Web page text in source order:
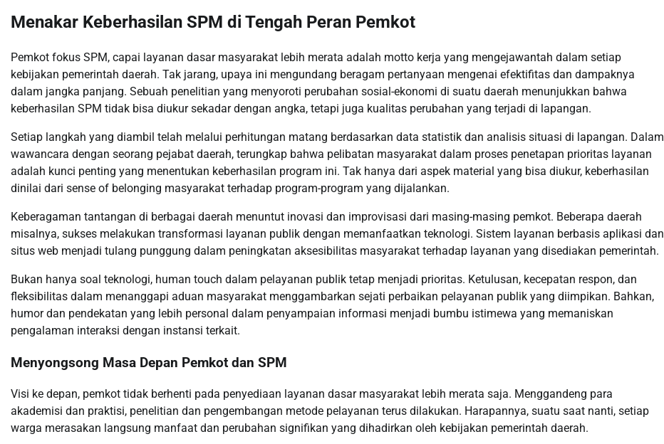
Menakar Keberhasilan SPM di Tengah Peran Pemkot
Pemkot fokus SPM, capai layanan dasar masyarakat lebih merata adalah motto kerja yang mengejawantah dalam setiap
kebijakan pemerintah daerah. Tak jarang, upaya ini mengundang beragam pertanyaan mengenai efektifitas dan dampaknya
dalam jangka panjang. Sebuah penelitian yang menyoroti perubahan sosial-ekonomi di suatu daerah menunjukkan bahwa
keberhasilan SPM tidak bisa diukur sekadar dengan angka, tetapi juga kualitas perubahan yang terjadi di lapangan.
Setiap langkah yang diambil telah melalui perhitungan matang berdasarkan data statistik dan analisis situasi di lapangan. Dalam
wawancara dengan seorang pejabat daerah, terungkap bahwa pelibatan masyarakat dalam proses penetapan prioritas layanan
adalah kunci penting yang menentukan keberhasilan program ini. Tak hanya dari aspek material yang bisa diukur, keberhasilan
dinilai dari sense of belonging masyarakat terhadap program-program yang dijalankan.
Keberagaman tantangan di berbagai daerah menuntut inovasi dan improvisasi dari masing-masing pemkot. Beberapa daerah
misalnya, sukses melakukan transformasi layanan publik dengan memanfaatkan teknologi. Sistem layanan berbasis aplikasi dan
situs web menjadi tulang punggung dalam peningkatan aksesibilitas masyarakat terhadap layanan yang disediakan pemerintah.
Bukan hanya soal teknologi, human touch dalam pelayanan publik tetap menjadi prioritas. Ketulusan, kecepatan respon, dan
fleksibilitas dalam menanggapi aduan masyarakat menggambarkan sejati perbaikan pelayanan publik yang diimpikan. Bahkan,
humor dan pendekatan yang lebih personal dalam penyampaian informasi menjadi bumbu istimewa yang memaniskan
pengalaman interaksi dengan instansi terkait.
Menyongsong Masa Depan Pemkot dan SPM
Visi ke depan, pemkot tidak berhenti pada penyediaan layanan dasar masyarakat lebih merata saja. Menggandeng para
akademisi dan praktisi, penelitian dan pengembangan metode pelayanan terus dilakukan. Harapannya, suatu saat nanti, setiap
warga merasakan langsung manfaat dan perubahan signifikan yang dihadirkan oleh kebijakan pemerintah daerah.